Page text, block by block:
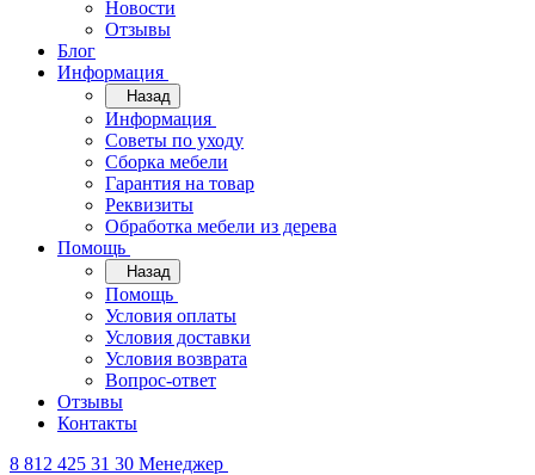
Новости
Отзывы
Блог
Информация
Назад
Информация
Советы по уходу
Сборка мебели
Гарантия на товар
Реквизиты
Обработка мебели из дерева
Помощь
Назад
Помощь
Условия оплаты
Условия доставки
Условия возврата
Вопрос-ответ
Отзывы
Контакты
8 812 425 31 30 Менеджер